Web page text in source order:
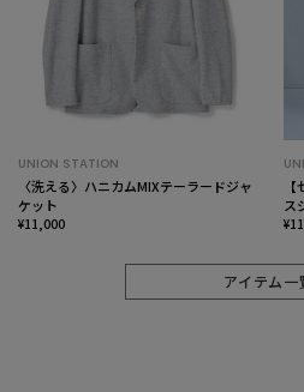
UNION STATION
〈洗える〉ハニカムMIXテーラードジャ
ケット
¥11,000
ス
アイテム一